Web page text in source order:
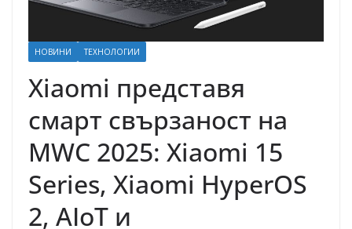
НОВИНИ ТЕХНОЛОГИИ
Xiaomi представя
смарт свързаност на
MWC 2025: Xiaomi 15
Series, Xiaomi HyperOS
2, AIoT и